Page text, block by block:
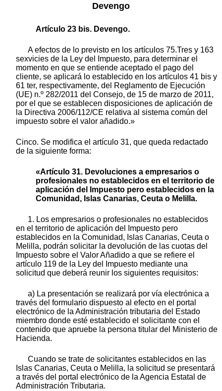
Devengo
Artículo 23 bis. Devengo.
A efectos de lo previsto en los artículos 75.Tres y 163
sexvicies de la Ley del Impuesto, para determinar el
momento en que se entiende aceptado el pago del
cliente, se aplicará lo establecido en los artículos 41 bis y
61 ter, respectivamente, del Reglamento de Ejecución
(UE) n.º 282/2011 del Consejo, de 15 de marzo de 2011,
por el que se establecen disposiciones de aplicación de
la Directiva 2006/112/CE relativa al sistema común del
impuesto sobre el valor añadido.»
Cinco. Se modifica el artículo 31, que queda redactado
de la siguiente forma:
«Artículo 31. Devoluciones a empresarios o
profesionales no establecidos en el territorio de
aplicación del Impuesto pero establecidos en la
Comunidad, Islas Canarias, Ceuta o Melilla.
1. Los empresarios o profesionales no establecidos
en el territorio de aplicación del Impuesto pero
establecidos en la Comunidad, Islas Canarias, Ceuta o
Melilla, podrán solicitar la devolución de las cuotas del
Impuesto sobre el Valor Añadido a que se refiere el
artículo 119 de la Ley del Impuesto mediante una
solicitud que deberá reunir los siguientes requisitos:
a) La presentación se realizará por vía electrónica a
través del formulario dispuesto al efecto en el portal
electrónico de la Administración tributaria del Estado
miembro donde esté establecido el solicitante con el
contenido que apruebe la persona titular del Ministerio de
Hacienda.
Cuando se trate de solicitantes establecidos en las
Islas Canarias, Ceuta o Melilla, la solicitud se presentará
a través del portal electrónico de la Agencia Estatal de
Administración Tributaria.